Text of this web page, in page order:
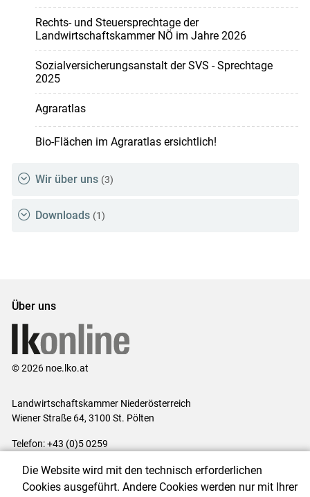
Rechts- und Steuersprechtage der
Landwirtschaftskammer NÖ im Jahre 2026
Sozialversicherungsanstalt der SVS - Sprechtage
2025
Agraratlas
Bio-Flächen im Agraratlas ersichtlich!
Wir über uns (3)
Downloads (1)
Über uns
© 2026 noe.lko.at
Landwirtschaftskammer Niederösterreich
Wiener Straße 64, 3100 St. Pölten
Telefon: +43 (0)5 0259
Impressum|Kontakt|Datenschutzerklärung|Barrierefreiheit|
Die Website wird mit den technisch erforderlichen
Cookies ausgeführt. Andere Cookies werden nur mit Ihrer